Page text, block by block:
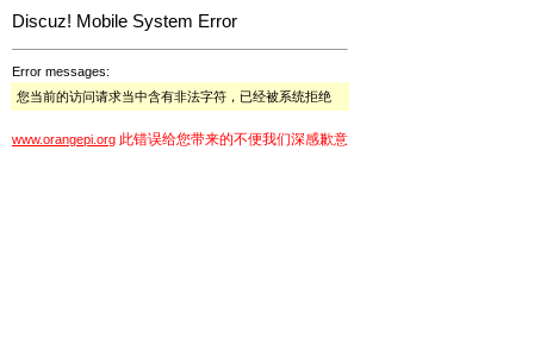
Discuz! Mobile System Error
Error messages:
您当前的访问请求当中含有非法字符，已经被系统拒绝
www.orangepi.org 此错误给您带来的不便我们深感歉意